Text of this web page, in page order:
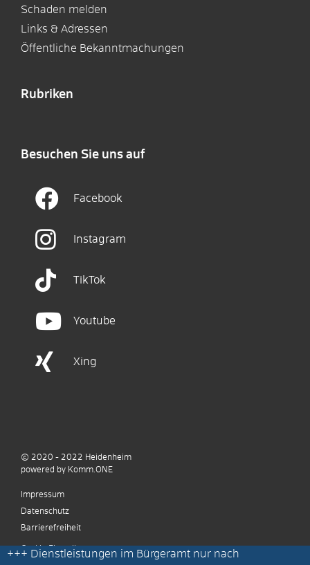
Schaden melden
Links & Adressen
Öffentliche Bekanntmachungen
Rubriken
Besuchen Sie uns auf
Facebook
Instagram
TikTok
Youtube
Xing
+++ Dienstleistungen im Bürgeramt nur nach
© 2020 - 2022 Heidenheim
powered by Komm.ONE
Impressum
Datenschutz
Barrierefreiheit
Cookie Einstellungen